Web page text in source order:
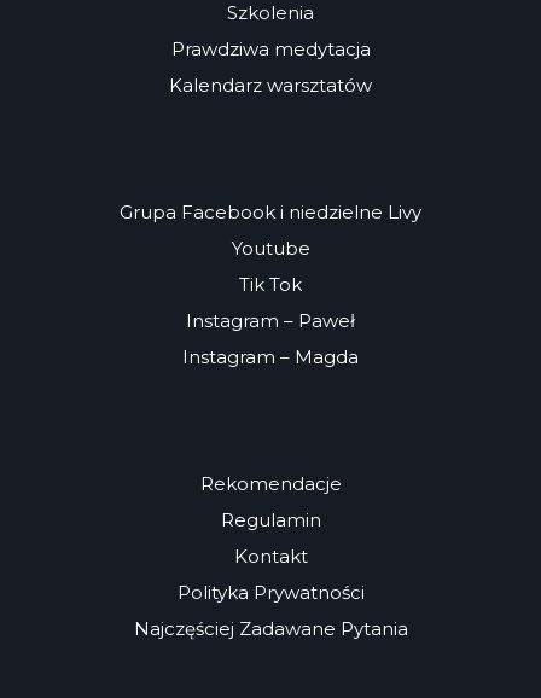
Szkolenia
Prawdziwa medytacja
Kalendarz warsztatów
Grupa Facebook i niedzielne Livy
Youtube
Tik Tok
Instagram – Paweł
Instagram – Magda
Rekomendacje
Regulamin
Kontakt
Polityka Prywatności
Najczęściej Zadawane Pytania